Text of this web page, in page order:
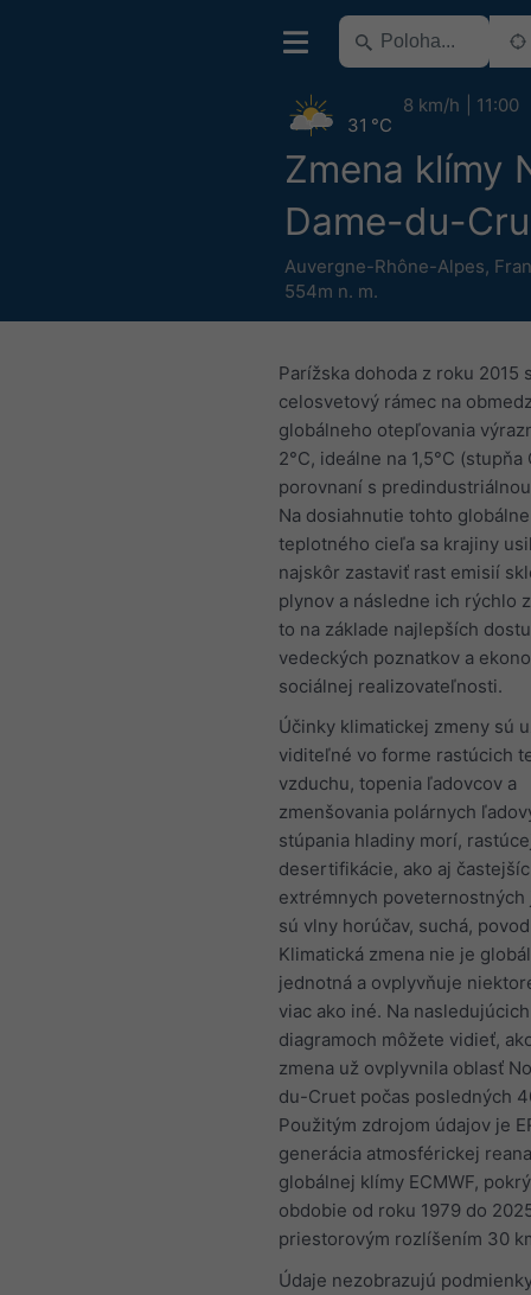
Zmena klímy
Dame-du-
Auvergne-Rhône-Alpes,
554m n. m.
31 °C
8 km/h 11:00
Parížska dohoda z roku 2015
celosvetový rámec na
globálneho otepľovania
2°C, ideálne na 1,5°C (stupňa
porovnaní s
Na dosiahnutie tohto
teplotného cieľa sa krajiny
najskôr zastaviť rast emisií
plynov a následne ich rýchlo
to na základe najlepších
vedeckých poznatkov a
sociálnej realizovateľnosti.
Účinky klimatickej zmeny sú
viditeľné vo forme rastúcich
vzduchu, topenia ľadovcov a
zmenšovania polárnych
stúpania hladiny morí,
desertifikácie, ako aj
extrémnych poveternostných
sú vlny horúčav, suchá,
Klimatická zmena nie je
jednotná a ovplyvňuje
viac ako iné. Na nasledujúcich
diagramoch môžete vidieť,
zmena už ovplyvnila oblasť
du-Cruet počas posledných
Použitým zdrojom údajov je
generácia atmosférickej
globálnej klímy ECMWF,
obdobie od roku 1979 do
priestorovým rozlíšením 30
Údaje nezobrazujú